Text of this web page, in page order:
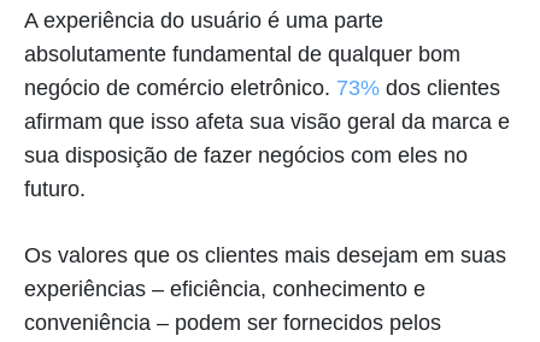
A experiência do usuário é uma parte
absolutamente fundamental de qualquer bom
negócio de comércio eletrônico. 73% dos clientes
afirmam que isso afeta sua visão geral da marca e
sua disposição de fazer negócios com eles no
futuro.
Os valores que os clientes mais desejam em suas
experiências – eficiência, conhecimento e
conveniência – podem ser fornecidos pelos